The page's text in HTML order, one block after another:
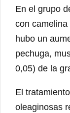
En el grupo
con
hubo un
pechuga,
0,05) de la
El
oleaginosas